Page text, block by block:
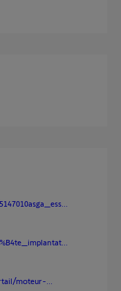
moteur-...